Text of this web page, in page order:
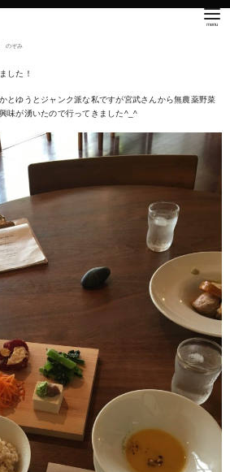
のぞみ
した！
とゆうとジャンク派な私ですが宮武さんから無農薬野菜
味が湧いたので行ってきました^_^